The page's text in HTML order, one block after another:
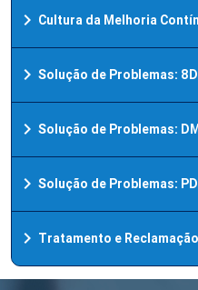
chevron_right Cultura da Melhoria
chevron_right Solução de Problemas: 8D
chevron_right Solução de Problemas:
chevron_right Solução de Problemas:
chevron_right Tratamento e